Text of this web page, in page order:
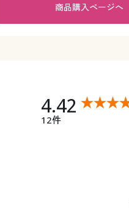
商品購入ページへ
4.42
12件